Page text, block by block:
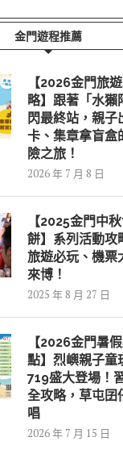
金門遊程推薦
【2026金門旅
略】跟著「水獺
閃最終站，親子
卡、集章拿盲盒
險之旅！
2026 年 7 月 8 日
【2025金門中
餅】系列活動攻
旅遊必玩、機票
來博！
2025 年 8 月 27 日
【2026金門暑
點】烈嶼親子童
719盛大登場！
全攻略，草屯囝
唱
2026 年 7 月 15 日